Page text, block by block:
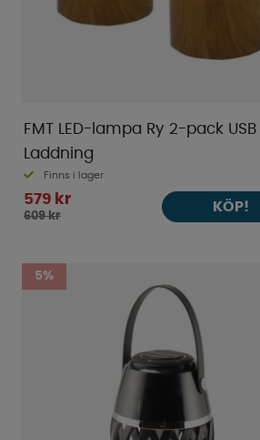
FMT LED-lampa Ry 2-pack USB
Laddning
Finns i lager
579 kr
609 kr
KÖP!
5%